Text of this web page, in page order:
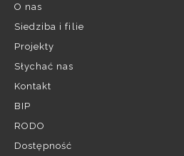
O nas
Siedziba i filie
Projekty
Słychać nas
Kontakt
BIP
RODO
Dostępność